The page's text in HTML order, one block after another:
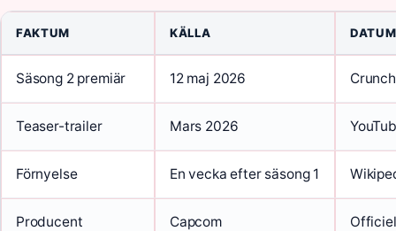
FAKTUM KÄLLA DATUM
Säsong 2 premiär 12 maj 2026
Teaser-trailer Mars 2026
Förnyelse En vecka efter säsong 1
Producent Capcom